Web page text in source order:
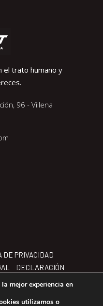
el trato humano y
96 - Villena
DE PRIVACIDAD
DECLARACIÓN
POLÍTICA
mejor experiencia en
utilizamos o